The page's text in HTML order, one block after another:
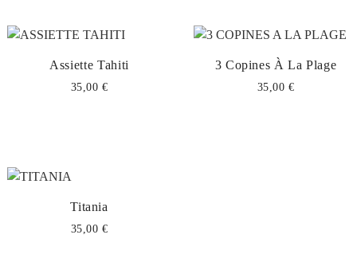
Assiette Tahiti
35,00 €
3 Copines À La Plage
35,00 €
Titania
35,00 €